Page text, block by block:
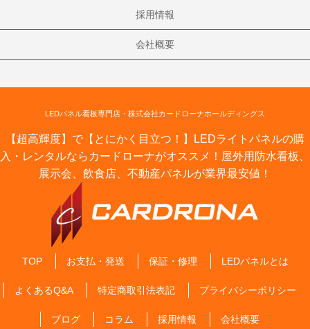
採用情報
会社概要
LEDパネル看板専門店・株式会社カードローナホールディングス
【超高輝度】で【とにかく目立つ！】LEDライトパネルの購
入・レンタルならカードローナがオススメ！屋外用防水看板、
展示会、飲食店、不動産パネルが業界最安値！
TOP お支払・発送 保証・修理 LEDパネルとは
よくあるQ&A 特定商取引法表記 プライバシーポリシー
ブログ コラム 採用情報 会社概要